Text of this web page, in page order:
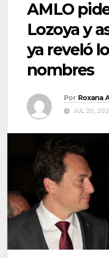
AMLO
Lozoya y
ya reveló
nombres
Por Roxana
JUL 20,